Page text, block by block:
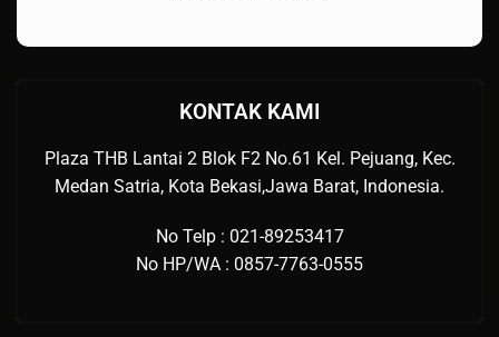
KONTAK KAMI
Plaza THB Lantai 2 Blok F2 No.61 Kel. Pejuang, Kec.
Medan Satria, Kota Bekasi,Jawa Barat, Indonesia.
No Telp : 021-89253417
No HP/WA : 0857-7763-0555